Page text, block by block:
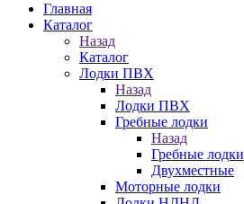
Главная
Каталог
Назад
Каталог
Лодки ПВХ
Назад
Лодки ПВХ
Гребные лодки
Назад
Гребные лодки
Двухместные
Моторные лодки